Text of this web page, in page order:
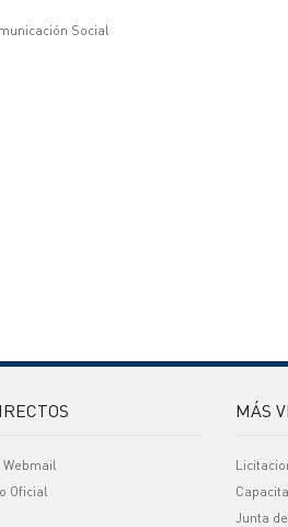
Social
Oficial
MÁS
Junta